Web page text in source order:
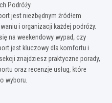
Podróży
jest niezbędnym źródłem
i organizacji każdej podróży.
na weekendowy wypad, czy
jest kluczowy dla komfortu i
znajdziesz praktyczne porady,
oraz recenzje usług, które
wyboru.